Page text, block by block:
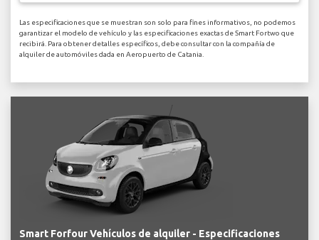
Las especificaciones que se muestran son solo para fines informativos, no podemos
garantizar el modelo de vehículo y las especificaciones exactas de Smart Fortwo que
recibirá. Para obtener detalles específicos, debe consultar con la compañía de
alquiler de automóviles dada en Aeropuerto de Catania.
Smart Forfour Vehículos de alquiler - Especificaciones